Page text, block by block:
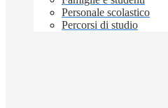
Personale scolastico
Percorsi di studio